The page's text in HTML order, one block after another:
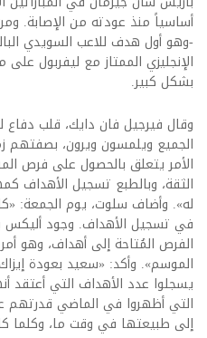
أساسياً منذ عودته من الإصابة.
الإنجليزي الممتاز مع ليفربول
بشكل كبير.
وقال فيرجيل فان دايك، قلب دفاع
الجميع ويلمسون ويرون، بصفتهم
الأمر يتعلق بالحصول على فرص
الثقة، وبالطبع تسجيل الأهداف
له». وأضاف سلوت، يوم الجمعة:
في تسجيل الأهداف. وجود أليكس
الفرص المُتاحة إلى أهداف، وهو
الموسم». وأكد: «سعيد بعودة
يسجلوا عدد الأهداف التي أعتقد
التي أظهروا في الماضي قدرتهم
إلى طبيعتها في وقت ما، وكلما